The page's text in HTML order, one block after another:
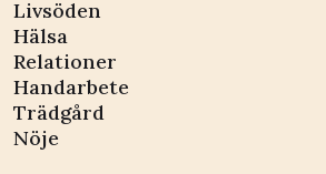
Livsöden
Hälsa
Relationer
Handarbete
Trädgård
Nöje